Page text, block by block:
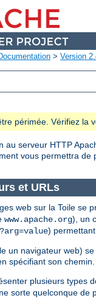
> Version
périmée. Vérifiez la
au serveur HTTP
vous permettra de
et URLs
web sur la Toile se
www.apache.org), un
?arg=value)
un navigateur web)
spécifiant son chemin.
plusieurs types
sorte quelconque de